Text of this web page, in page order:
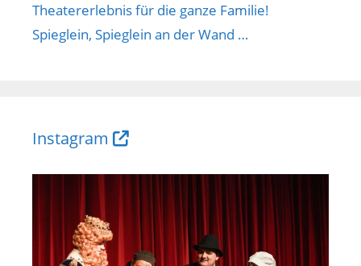
Theatererlebnis für die ganze Familie!
Spieglein, Spieglein an der Wand …
Instagram